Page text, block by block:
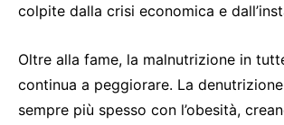
colpite dalla crisi economica e
Oltre alla fame, la malnutrizione in
continua a peggiorare. La
sempre più spesso con l’obesità,